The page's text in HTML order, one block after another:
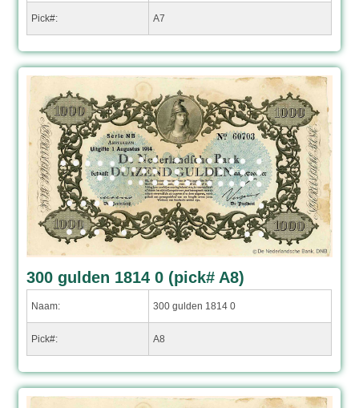
Pick#: A7
300 gulden 1814 0 (pick# A8)
Naam: 300 gulden 1814 0
Pick#: A8